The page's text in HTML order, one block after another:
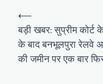
Post
navigation
⟵
बड़ी खबर: सुप्रीम
के बाद बनभूलपुरा रेलवे
की जमीन पर एक बार